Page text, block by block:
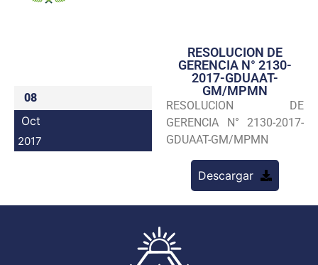
Transparencia
Seguridad
Programas
08
Oct
2017
RESOLUCION DE
GERENCIA N° 2130-
2017-GDUAAT-
GM/MPMN
RESOLUCION DE
GERENCIA N° 2130-2017-
GDUAAT-GM/MPMN
Descargar